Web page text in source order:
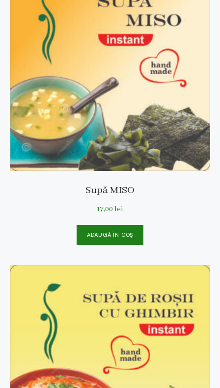
Supă MISO
17,00lei
ADAUGĂ ÎN COȘ